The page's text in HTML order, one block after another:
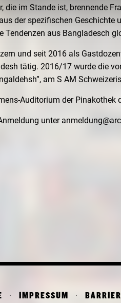
die im Stande ist, brennende
der spezifischen Geschichte
Tendenzen aus Bangladesch
und seit 2016 als
tätig. 2016/17 wurde die
am S AM
Auditorium der Pinakothek
unter
IMPRESSUM